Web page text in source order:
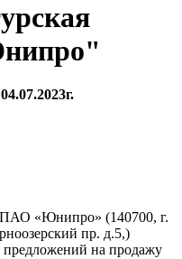
«Юнипро» (140700, г.
пр. д.5,)
предложений на продажу